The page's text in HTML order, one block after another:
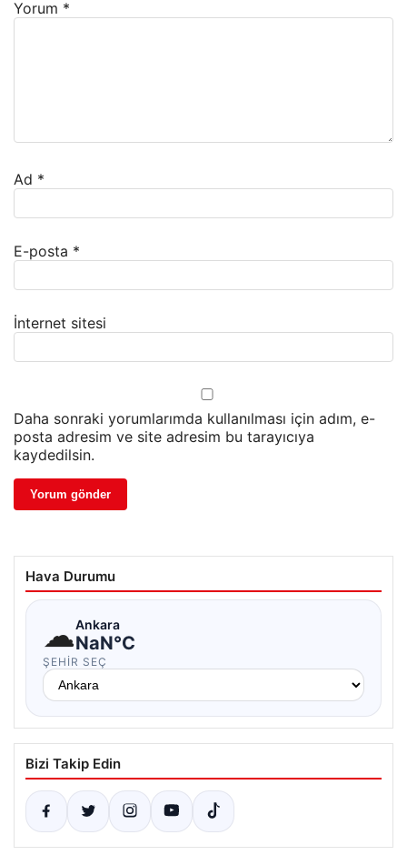
Yorum *
Ad *
E-posta *
İnternet sitesi
Daha sonraki yorumlarımda kullanılması için adım, e-
posta adresim ve site adresim bu tarayıcıya
kaydedilsin.
Hava Durumu
☁Ankara
NaN°C
ŞEHIR SEÇ
Bizi Takip Edin